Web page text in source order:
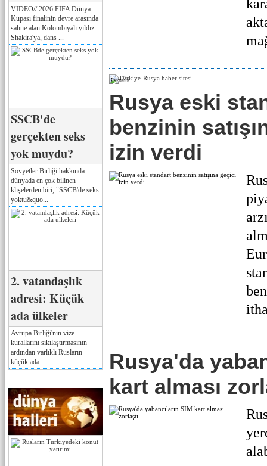
VIDEO// 2026 FIFA Dünya
Kupası finalinin devre arasında
sahne alan Kolombiyalı yıldız
Shakira'ya, dans ...
SSCB'de
gerçekten seks
yok muydu?
Sovyetler Birliği hakkında
dünyada en çok bilinen
klişelerden biri, "SSCB'de seks
yoktu&quo...
2. vatandaşlık
adresi: Küçük
ada ülkeler
Avrupa Birliği'nin vize
kurallarını sıkılaştırmasının
ardından varlıklı Rusların
küçük ada ...
Реклама
Rusya eski
benzinin
izin verdi
Rusya'da
kart alması